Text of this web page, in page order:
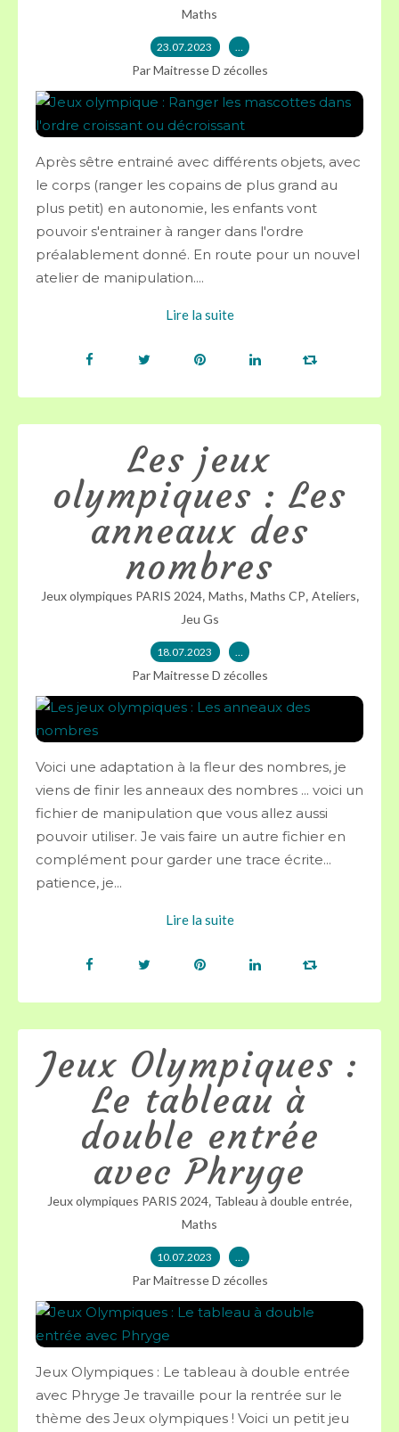
Maths
23.07.2023 …
Par Maitresse D zécolles
Après sêtre entrainé avec différents objets, avec
le corps (ranger les copains de plus grand au
plus petit) en autonomie, les enfants vont
pouvoir s'entrainer à ranger dans l'ordre
préalablement donné. En route pour un nouvel
atelier de manipulation....
Lire la suite
Les jeux
olympiques : Les
anneaux des
nombres
Jeux olympiques PARIS 2024, Maths, Maths CP, Ateliers,
Jeu Gs
18.07.2023 …
Par Maitresse D zécolles
Voici une adaptation à la fleur des nombres, je
viens de finir les anneaux des nombres ... voici un
fichier de manipulation que vous allez aussi
pouvoir utiliser. Je vais faire un autre fichier en
complément pour garder une trace écrite...
patience, je...
Lire la suite
Jeux Olympiques :
Le tableau à
double entrée
avec Phryge
Jeux olympiques PARIS 2024, Tableau à double entrée,
Maths
10.07.2023 …
Par Maitresse D zécolles
Jeux Olympiques : Le tableau à double entrée
avec Phryge Je travaille pour la rentrée sur le
thème des Jeux olympiques ! Voici un petit jeu